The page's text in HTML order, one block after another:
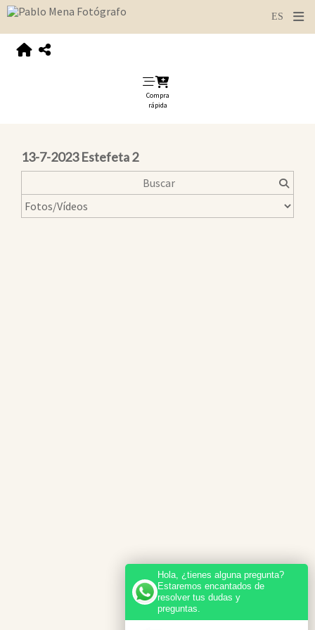
Compra
rápida
13-7-2023 Estefeta 2
Hola, ¿tienes alguna pregunta?
Estaremos encantados de
resolver tus dudas y
preguntas.